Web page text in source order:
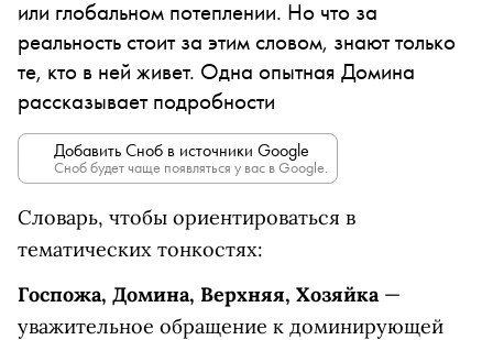
или глобальном потеплении. Но что за
реальность стоит за этим словом, знают только
те, кто в ней живет. Одна опытная Домина
рассказывает подробности
Добавить Сноб в источники Google
Сноб будет чаще появляться у вас в Google.
Словарь, чтобы ориентироваться в
тематических тонкостях:
Госпожа, Домина, Верхняя, Хозяйка—
уважительное обращение к доминирующей